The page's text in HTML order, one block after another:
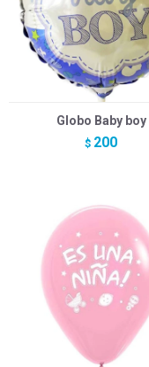
Globo Baby boy
$ 200